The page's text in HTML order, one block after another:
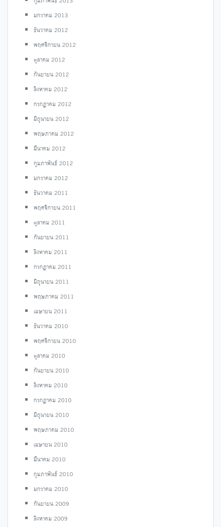
มกราคม 2013
ธันวาคม 2012
พฤศจิกายน 2012
ตุลาคม 2012
กันยายน 2012
สิงหาคม 2012
กรกฎาคม 2012
มิถุนายน 2012
พฤษภาคม 2012
มีนาคม 2012
กุมภาพันธ์ 2012
มกราคม 2012
ธันวาคม 2011
พฤศจิกายน 2011
ตุลาคม 2011
กันยายน 2011
สิงหาคม 2011
กรกฎาคม 2011
มิถุนายน 2011
พฤษภาคม 2011
เมษายน 2011
ธันวาคม 2010
พฤศจิกายน 2010
ตุลาคม 2010
กันยายน 2010
สิงหาคม 2010
กรกฎาคม 2010
มิถุนายน 2010
พฤษภาคม 2010
เมษายน 2010
มีนาคม 2010
กุมภาพันธ์ 2010
มกราคม 2010
กันยายน 2009
สิงหาคม 2009